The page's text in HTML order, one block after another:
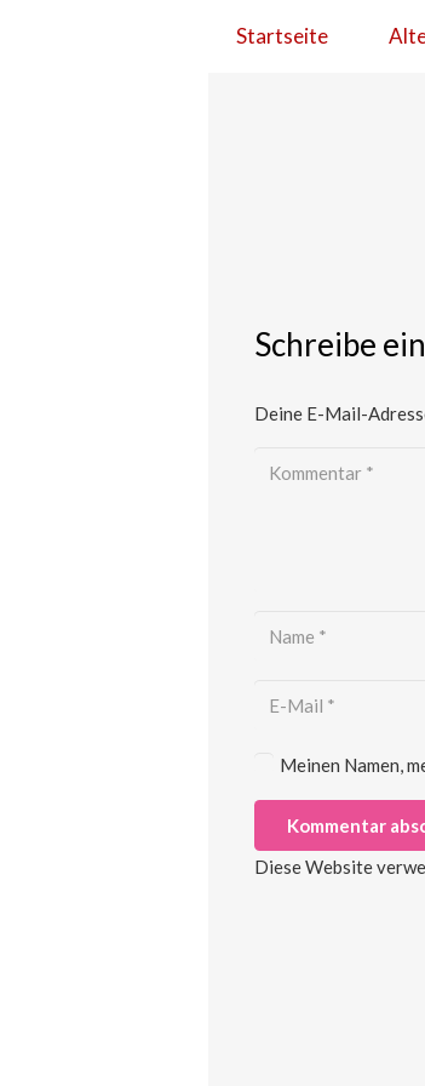
Startseite
Schreibe
Deine E-Mail-
Meinen Namen,
Kommentar
Diese Website